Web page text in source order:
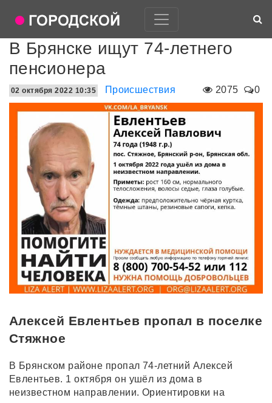
В Брянске ищут 74-летнего
пенсионера
2075 0
02 октября 2022 10:35 Происшествия
Алексей Евлентьев пропал в поселке
Стяжное
В Брянском районе пропал 74-летний Алексей
Евлентьев. 1 октября он ушёл из дома в
неизвестном направлении. Ориентировки на